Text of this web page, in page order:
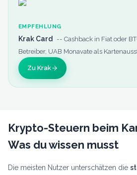
EMPFEHLUNG
Krak Card -- Cashback in Fiat oder
Betreiber, UAB Monavate als
Zu Krak
Krypto-Steuern beim
Was du wissen musst
Die meisten Nutzer unterschätzen die